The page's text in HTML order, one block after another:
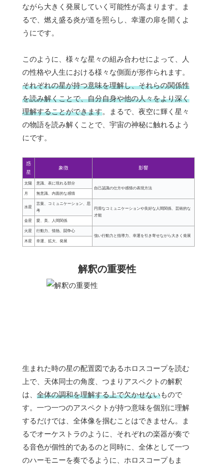
ながら大きく発展していく可能性が高まります。ま
るで、燃え盛る炎が道を照らし、幸運の扉を開くよ
うにです。
このように、様々な星々の組み合わせによって、人
の性格や人生における様々な側面が形作られます。
それぞれの星が持つ意味を理解し、それらの関係性
を読み解くことで、自分自身や他の人々をより深く
理解することができます。まるで、夜空に輝く星々
の物語を読み解くことで、宇宙の神秘に触れるよう
にです。
惑
星
象徴 影響
太陽
意識、表に現れる部分
自己認識の仕方や感情の表現方法
月
無意識、内面的な感情
水星
言葉、コミュニケーション、思
考
円滑なコミュニケーションや良好な人間関係、芸術的な
才能
金星
愛、美、人間関係
火星
行動力、情熱、闘争心
強い行動力と指導力、幸運を引き寄せながら大きく発展
木星
幸運、拡大、発展
解釈の重要性
生まれた時の星の配置図であるホロスコープを読む
上で、天体同士の角度、つまりアスペクトの解釈
は、 全体の調和を理解する上で欠かせないもので
す。一つ一つのアスペクトが持つ意味を個別に理解
するだけでは、全体像を掴むことはできません。ま
るでオーケストラのように、それぞれの楽器が奏で
る音色が個性的であるのと同時に、全体として一つ
のハーモニーを奏でるように、ホロスコープもま